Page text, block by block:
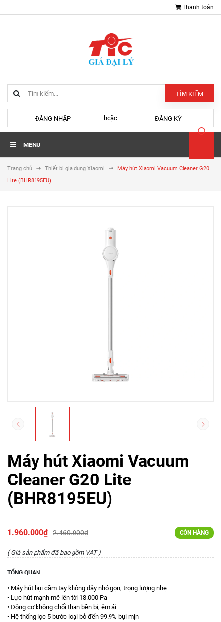
Thanh toán
TÌM KIẾM
ĐĂNG NHẬP hoặc ĐĂNG KÝ
MENU
Trang chủ Thiết bị gia dụng Xiaomi
Máy hút Xiaomi Vacuum Cleaner G20
Lite (BHR8195EU)
Máy hút Xiaomi Vacuum
Cleaner G20 Lite
(BHR8195EU)
1.960.000₫ 2.460.000₫ CÒN HÀNG
( Giá sản phẩm đã bao gồm VAT )
TỔNG QUAN
• Máy hút bụi cầm tay không dây nhỏ gọn, trọng lượng nhẹ
• Lực hút mạnh mẽ lên tới 18.000 Pa
• Động cơ không chổi than bền bỉ, êm ái
• Hệ thống lọc 5 bước loại bỏ đến 99.9% bụi mịn